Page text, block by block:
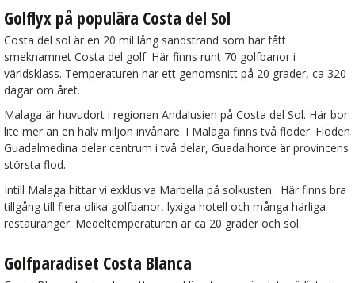
Golflyx på populära Costa del Sol
Costa del sol är en 20 mil lång sandstrand som har fått
smeknamnet Costa del golf. Här finns runt 70 golfbanor i
världsklass. Temperaturen har ett genomsnitt på 20 grader, ca 320
dagar om året.
Malaga är huvudort i regionen Andalusien på Costa del Sol. Här bor
lite mer än en halv miljon invånare. I Malaga finns två floder. Floden
Guadalmedina delar centrum i två delar, Guadalhorce är provincens
största flod.
Intill Malaga hittar vi exklusiva Marbella på solkusten. Här finns bra
tillgång till flera olika golfbanor, lyxiga hotell och många härliga
restauranger. Medeltemperaturen är ca 20 grader och sol.
Golfparadiset Costa Blanca